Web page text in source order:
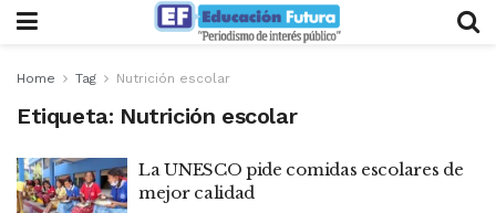
Home Tag Nutrición escolar
Etiqueta: Nutrición escolar
La UNESCO pide comidas escolares de
mejor calidad